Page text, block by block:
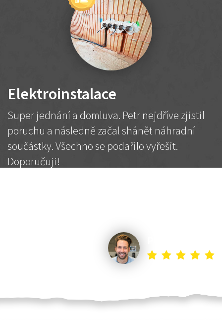
Elektroinstalace
Super jednání a domluva. Petr nejdříve zjistil
poruchu a následně začal shánět náhradní
součástky. Všechno se podařilo vyřešit.
Doporučuji!